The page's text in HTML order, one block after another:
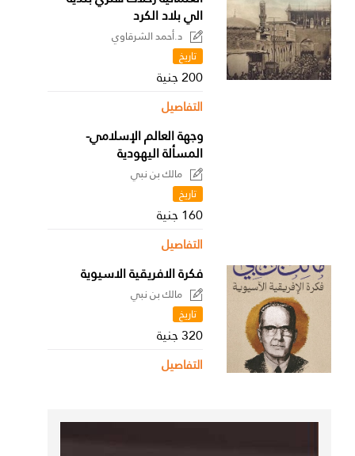
الي بلاد الكرد
د.أحمد الشرقاوي
تاريخ
200 جنية
التفاصيل
وجهة العالم الإسلامي-
المسألة اليهودية
مالك بن نبي
تاريخ
160 جنية
التفاصيل
فكرة الافريقية الاسيوية
مالك بن نبي
تاريخ
320 جنية
التفاصيل